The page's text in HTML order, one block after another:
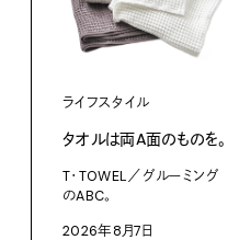
ライフスタイル
タオルは両A面のものを。
T・TOWEL／グルーミング
のABC。
2026年8月7日